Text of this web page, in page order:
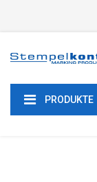
PRODUKTE